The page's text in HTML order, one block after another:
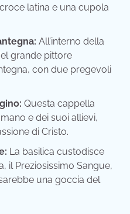
latina e una cupola
All’interno della
grande pittore
con due pregevoli
Questa cappella
e dei suoi allievi,
di Cristo.
La basilica custodisce
il Preziosissimo Sangue,
una goccia del